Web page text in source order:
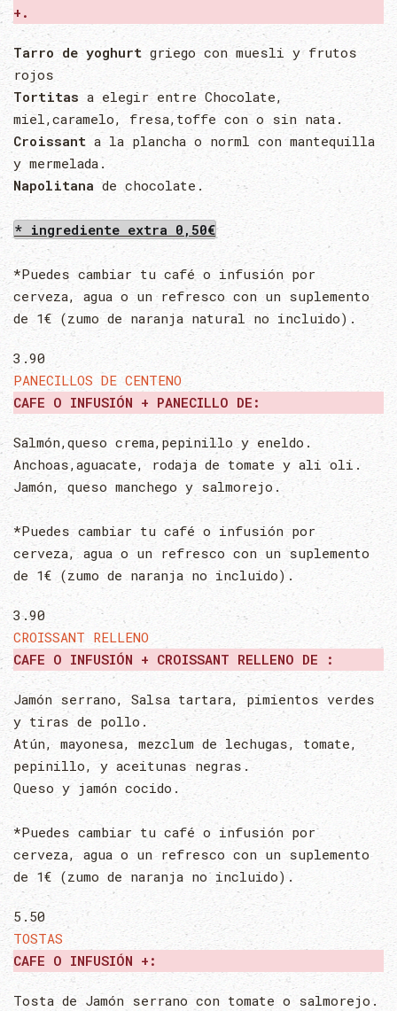
+.
Tarro de yoghurt griego con muesli y frutos
rojos
Tortitas a elegir entre Chocolate,
miel,caramelo, fresa,toffe con o sin nata.
Croissant a la plancha o norml con mantequilla
y mermelada.
Napolitana de chocolate.
* ingrediente extra 0,50€
*Puedes cambiar tu café o infusión por
cerveza, agua o un refresco con un suplemento
de 1€ (zumo de naranja natural no incluido).
3.90
PANECILLOS DE CENTENO
CAFE O INFUSIÓN + PANECILLO DE:
Salmón,queso crema,pepinillo y eneldo.
Anchoas,aguacate, rodaja de tomate y ali oli.
Jamón, queso manchego y salmorejo.
*Puedes cambiar tu café o infusión por
cerveza, agua o un refresco con un suplemento
de 1€ (zumo de naranja no incluido).
3.90
CROISSANT RELLENO
CAFE O INFUSIÓN + CROISSANT RELLENO DE :
Jamón serrano, Salsa tartara, pimientos verdes
y tiras de pollo.
Atún, mayonesa, mezclum de lechugas, tomate,
pepinillo, y aceitunas negras.
Queso y jamón cocido.
*Puedes cambiar tu café o infusión por
cerveza, agua o un refresco con un suplemento
de 1€ (zumo de naranja no incluido).
5.50
TOSTAS
CAFE O INFUSIÓN +:
Tosta de Jamón serrano con tomate o salmorejo.